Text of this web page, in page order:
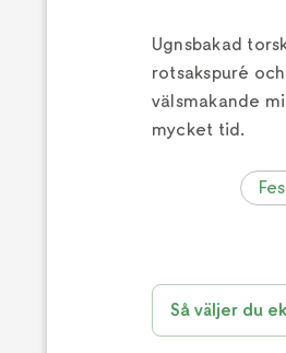
Ugnsbakad
rotsakspuré
välsmakande
mycket tid.
Så väljer du